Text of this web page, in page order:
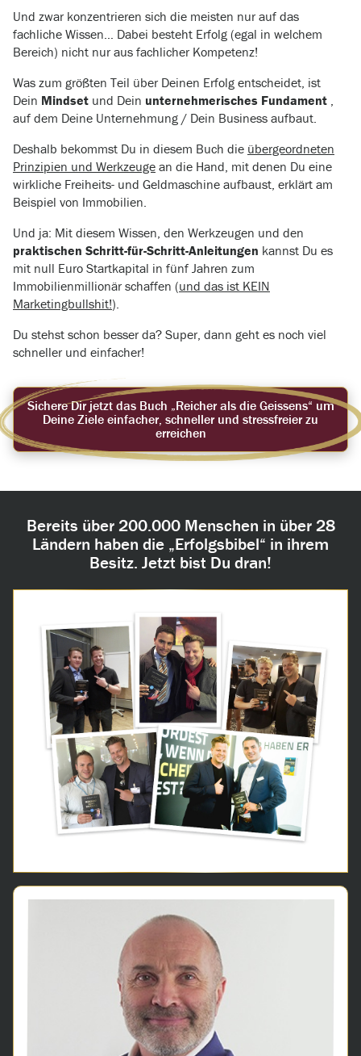
Und zwar konzentrieren sich die meisten nur auf das
fachliche Wissen… Dabei besteht Erfolg (egal in welchem
Bereich) nicht nur aus fachlicher Kompetenz!
Was zum größten Teil über Deinen Erfolg entscheidet, ist
Dein Mindset und Dein unternehmerisches Fundament
auf dem Deine Unternehmung / Dein Business aufbaut.
Deshalb bekommst Du in diesem Buch die übergeordneten
Prinzipien und Werkzeuge an die Hand, mit denen Du eine
wirkliche Freiheits- und Geldmaschine aufbaust, erklärt am
Beispiel von Immobilien.
Und ja: Mit diesem Wissen, den Werkzeugen und den
praktischen Schritt-für-Schritt-Anleitungen kannst Du es
mit null Euro Startkapital in fünf Jahren zum
Immobilienmillionär schaffen (und das ist KEIN
Marketingbullshit!).
Du stehst schon besser da? Super, dann geht es noch viel
schneller und einfacher!
Sichere Dir jetzt das Buch „Reicher als die Geissens“ um
Deine Ziele einfacher, schneller und stressfreier zu
erreichen
Bereits über 200.000 Menschen in über 28
Ländern haben die „Erfolgsbibel“ in ihrem
Besitz. Jetzt bist Du dran!